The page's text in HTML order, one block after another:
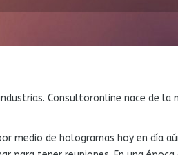
Consultoronline nace de la
medio de hologramas hoy en día